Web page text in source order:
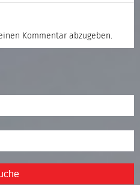
Kommentar abzugeben.